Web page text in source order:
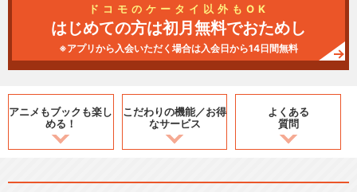
ドコモのケータイ以外もOK
はじめての方は初月無料でおためし
※アプリから入会いただく場合は入会日から14日間無料
アニメもブックも楽し
める！
こだわりの機能／お得
なサービス
よくある
質問